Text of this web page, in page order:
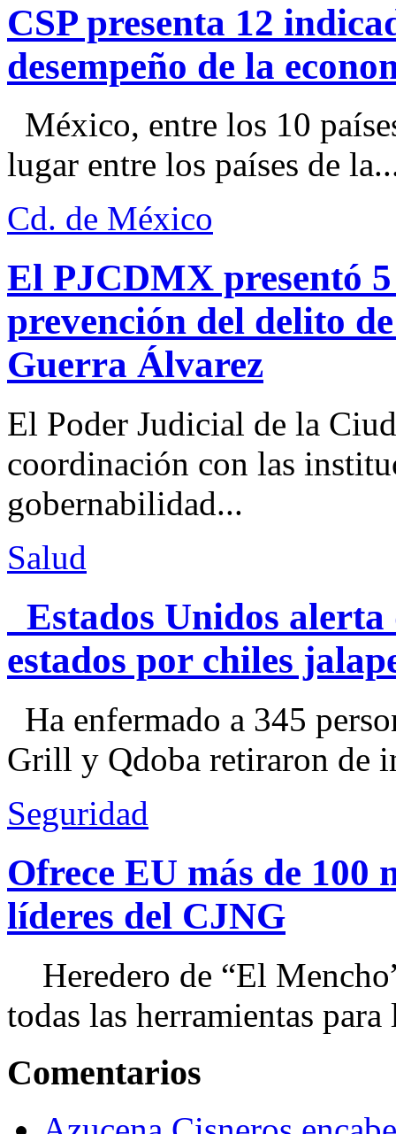
CSP presenta 12
desempeño de la
México, entre los 10
lugar entre los países de
Cd. de México
El PJCDMX presentó
prevención del delito
Guerra Álvarez
El Poder Judicial de la
coordinación con las
gobernabilidad...
Salud
Estados Unidos alerta
estados por chiles
Ha enfermado a 345
Grill y Qdoba retiraron de
Seguridad
Ofrece EU más de 100
líderes del CJNG
Heredero de “El
todas las herramientas
Comentarios